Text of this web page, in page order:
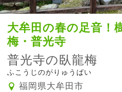
大牟田の春の足音！
梅・普光寺
普光寺の臥龍梅
ふこうじのがりゅうばい
福岡県大牟田市